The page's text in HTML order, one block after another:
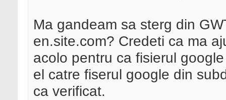
Ma gandeam sa sterg din
en.site.com? Credeti ca ma
acolo pentru ca fisierul
el catre fiserul google din
ca verificat.